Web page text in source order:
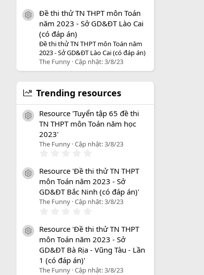
icon tài liệu
Đề thi thử TN THPT môn Toán
năm 2023 - Sở GD&ĐT Lào Cai
(có đáp án)
Đề thi thử TN THPT môn Toán năm
2023 - Sở GD&ĐT Lào Cai (có đáp án)
The Funny Cập nhật:3/8/23
Trending resources
icon tài liệu
Resource 'Tuyển tập 65 đề thi
TN THPT môn Toán năm học
2023'
The Funny Cập nhật:3/8/23
0
0
s
a
o
icon tài liệu
Resource 'Đề thi thử TN THPT
môn Toán năm 2023 - Sở
GD&ĐT Bắc Ninh (có đáp án)'
The Funny Cập nhật:3/8/23
0
0
s
a
o
icon tài liệu
Resource 'Đề thi thử TN THPT
môn Toán năm 2023 - Sở
GD&ĐT Bà Rịa - Vũng Tàu - Lần
1 (có đáp án)'
The Funny Cập nhật:3/8/23